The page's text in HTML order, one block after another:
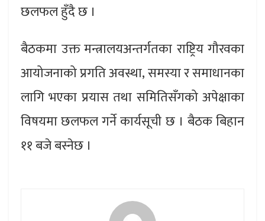
छलफल हुँदै छ ।
बैठकमा उक्त मन्त्रालयअन्तर्गतका राष्ट्रिय गौरवका
आयोजनाको प्रगति अवस्था, समस्या र समाधानका
लागि भएका प्रयास तथा समितिसँगको अपेक्षाका
विषयमा छलफल गर्ने कार्यसूची छ । बैठक बिहान
११ बजे बस्नेछ ।